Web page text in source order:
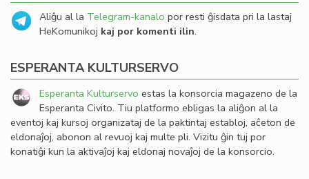
Aliĝu al la Telegram-kanalo por resti ĝisdata pri la lastaj
HeKomunikoj kaj por komenti ilin.
ESPERANTA KULTURSERVO
Esperanta Kulturservo estas la konsorcia magazeno de la
Esperanta Civito. Tiu platformo ebligas la aliĝon al la
eventoj kaj kursoj organizataj de la paktintaj establoj, aĉeton de
eldonaĵoj, abonon al revuoj kaj multe pli. Vizitu ĝin tuj por
konatiĝi kun la aktivaĵoj kaj eldonaj novaĵoj de la konsorcio.